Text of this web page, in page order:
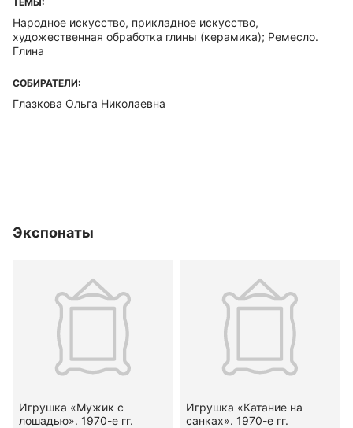
Народное искусство, прикладное искусство,
художественная обработка глины (керамика); Ремесло.
Глина
СОБИРАТЕЛИ:
Глазкова Ольга Николаевна
Экспонаты
Игрушка «Мужик с
лошадью». 1970-е гг.
Игрушка «Катание на
санках». 1970-е гг.